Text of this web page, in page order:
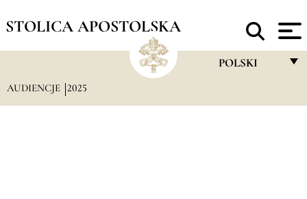
STOLICA APOSTOLSKA
POLSKI
AUDIENCJE 2025